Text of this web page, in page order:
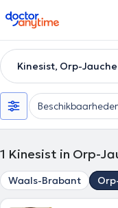
doctoranytime
Kinesist, Orp-Jauche
1 Kinesist in Orp-
Waals-Brabant